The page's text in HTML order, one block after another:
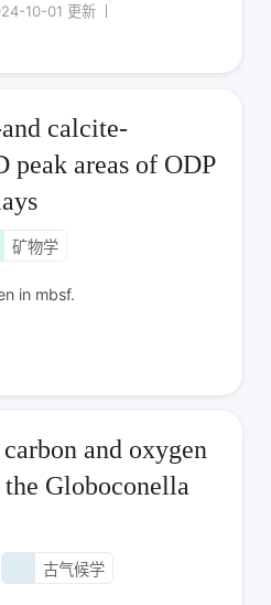
10-01 更新
calcite-
peak areas of ODP
矿物学
in mbsf.
and oxygen
Globoconella
古气候学